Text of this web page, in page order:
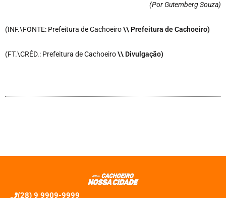
(Por Gutemberg Souza)
(INF.\FONTE: Prefeitura de Cachoeiro\\ Prefeitura de Cachoeiro)
(FT.\CRÉD.: Prefeitura de Cachoeiro\\ Divulgação)
(28) 9 9909-9999